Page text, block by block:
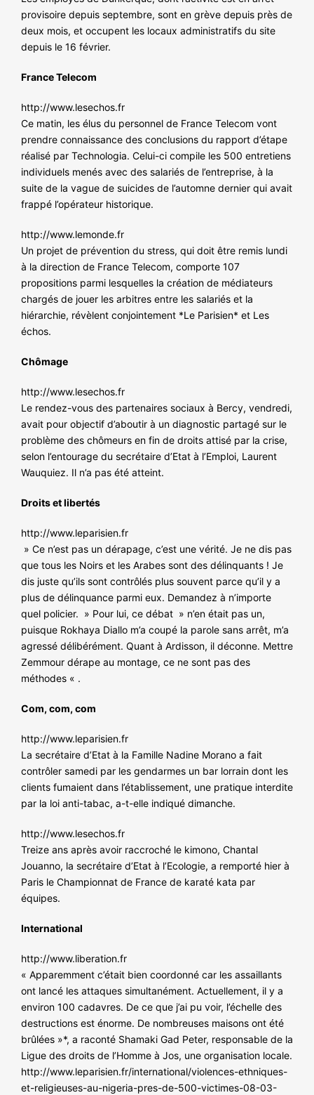
provisoire depuis septembre, sont en grève depuis près de
deux mois, et occupent les locaux administratifs du site
depuis le 16 février.
France Telecom
http://www.lesechos.fr
Ce matin, les élus du personnel de France Telecom vont
prendre connaissance des conclusions du rapport d’étape
réalisé par Technologia. Celui-ci compile les 500 entretiens
individuels menés avec des salariés de l’entreprise, à la
suite de la vague de suicides de l’automne dernier qui avait
frappé l’opérateur historique.
http://www.lemonde.fr
Un projet de prévention du stress, qui doit être remis lundi
à la direction de France Telecom, comporte 107
propositions parmi lesquelles la création de médiateurs
chargés de jouer les arbitres entre les salariés et la
hiérarchie, révèlent conjointement *Le Parisien* et Les
échos.
Chômage
http://www.lesechos.fr
Le rendez-vous des partenaires sociaux à Bercy, vendredi,
avait pour objectif d’aboutir à un diagnostic partagé sur le
problème des chômeurs en fin de droits attisé par la crise,
selon l’entourage du secrétaire d’Etat à l’Emploi, Laurent
Wauquiez. Il n’a pas été atteint.
Droits et libertés
http://www.leparisien.fr
» Ce n’est pas un dérapage, c’est une vérité. Je ne dis pas
que tous les Noirs et les Arabes sont des délinquants ! Je
dis juste qu’ils sont contrôlés plus souvent parce qu’il y a
plus de délinquance parmi eux. Demandez à n’importe
quel policier. » Pour lui, ce débat » n’en était pas un,
puisque Rokhaya Diallo m’a coupé la parole sans arrêt, m’a
agressé délibérément. Quant à Ardisson, il déconne. Mettre
Zemmour dérape au montage, ce ne sont pas des
méthodes « .
Com, com, com
http://www.leparisien.fr
La secrétaire d’Etat à la Famille Nadine Morano a fait
contrôler samedi par les gendarmes un bar lorrain dont les
clients fumaient dans l’établissement, une pratique interdite
par la loi anti-tabac, a-t-elle indiqué dimanche.
http://www.lesechos.fr
Treize ans après avoir raccroché le kimono, Chantal
Jouanno, la secrétaire d’Etat à l’Ecologie, a remporté hier à
Paris le Championnat de France de karaté kata par
équipes.
International
http://www.liberation.fr
« Apparemment c’était bien coordonné car les assaillants
ont lancé les attaques simultanément. Actuellement, il y a
environ 100 cadavres. De ce que j’ai pu voir, l’échelle des
destructions est énorme. De nombreuses maisons ont été
brûlées »*, a raconté Shamaki Gad Peter, responsable de la
Ligue des droits de l’Homme à Jos, une organisation locale.
http://www.leparisien.fr/international/violences-ethniques-
et-religieuses-au-nigeria-pres-de-500-victimes-08-03-